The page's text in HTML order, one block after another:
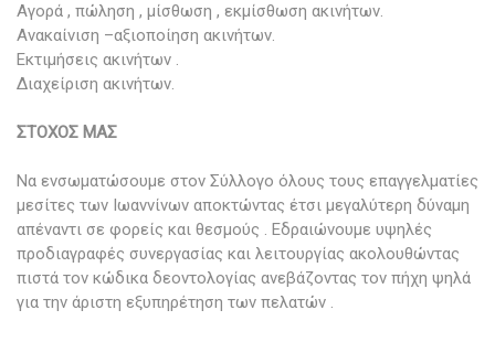
Αγορά , πώληση , μίσθωση , εκμίσθωση ακινήτων.
Ανακαίνιση –αξιοποίηση ακινήτων.
Εκτιμήσεις ακινήτων .
Διαχείριση ακινήτων.
ΣΤΟΧΟΣ ΜΑΣ
Να ενσωματώσουμε στον Σύλλογο όλους τους επαγγελματίες
μεσίτες των Ιωαννίνων αποκτώντας έτσι μεγαλύτερη δύναμη
απέναντι σε φορείς και θεσμούς . Εδραιώνουμε υψηλές
προδιαγραφές συνεργασίας και λειτουργίας ακολουθώντας
πιστά τον κώδικα δεοντολογίας ανεβάζοντας τον πήχη ψηλά
για την άριστη εξυπηρέτηση των πελατών .